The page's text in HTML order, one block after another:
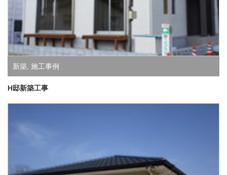
新築 施工事例
H邸新築工事